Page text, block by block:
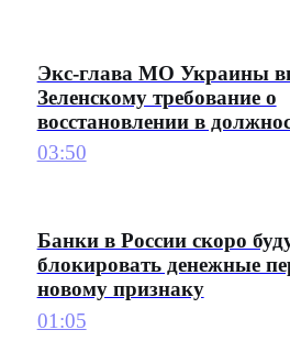
Экс-глава МО Украины
Зеленскому требование о
восстановлении в
03:50
Банки в России скоро
блокировать денежные
новому признаку
01:05